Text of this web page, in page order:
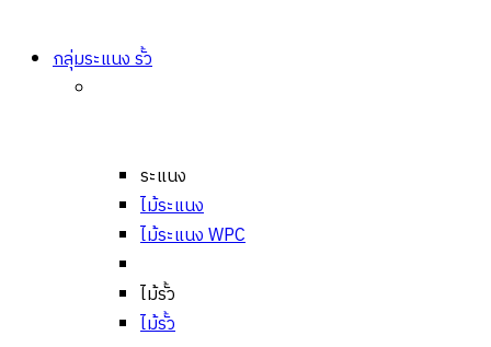
กลุ่มระแนง รั้ว
ระแนง
ไม้ระแนง
ไม้ระแนง WPC
ไม้รั้ว
ไม้รั้ว